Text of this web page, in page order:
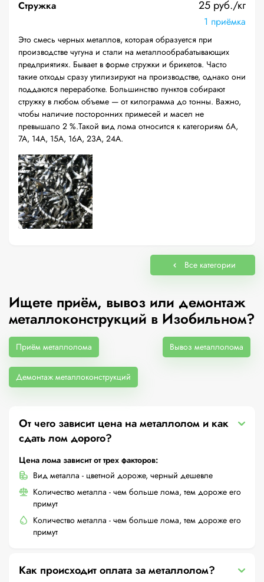
Стружка 25 руб./кг
1 приёмка
Это смесь черных металлов, которая образуется при
производстве чугуна и стали на металлообрабатывающих
предприятиях. Бывает в форме стружки и брикетов. Часто
такие отходы сразу утилизируют на производстве, однако они
поддаются переработке. Большинство пунктов собирают
стружку в любом объеме — от килограмма до тонны. Важно,
чтобы наличие посторонних примесей и масел не
превышало 2 %.Такой вид лома относится к категориям 6А,
7А, 14А, 15А, 16А, 23А, 24А.
Все категории
Ищете приём, вывоз или демонтаж
металлоконструкций в Изобильном?
Приём металлолома Вывоз металлолома
Демонтаж металлоконструкций
От чего зависит цена на металлолом и как
сдать лом дорого?
Цена лома зависит от трех факторов:
Вид металла - цветной дороже, черный дешевле
Количество металла - чем больше лома, тем дороже его
примут
Количество металла - чем больше лома, тем дороже его
примут
Как происходит оплата за металлолом?